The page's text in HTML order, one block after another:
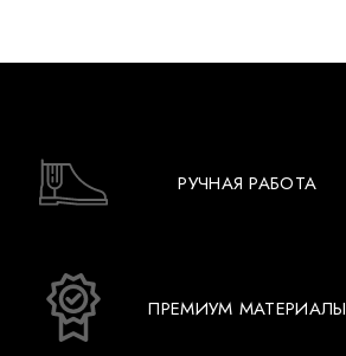
РУЧНАЯ РАБОТА
ПРЕМИУМ МАТЕРИАЛЫ